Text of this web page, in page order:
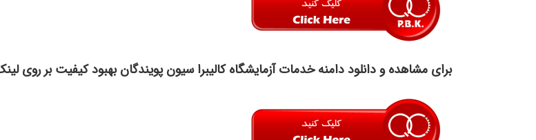
برای مشاهده و دانلود دامنه خدمات آزمایشگاه کالیبرا سیون پویندگان بهبود کیفیت بر روی